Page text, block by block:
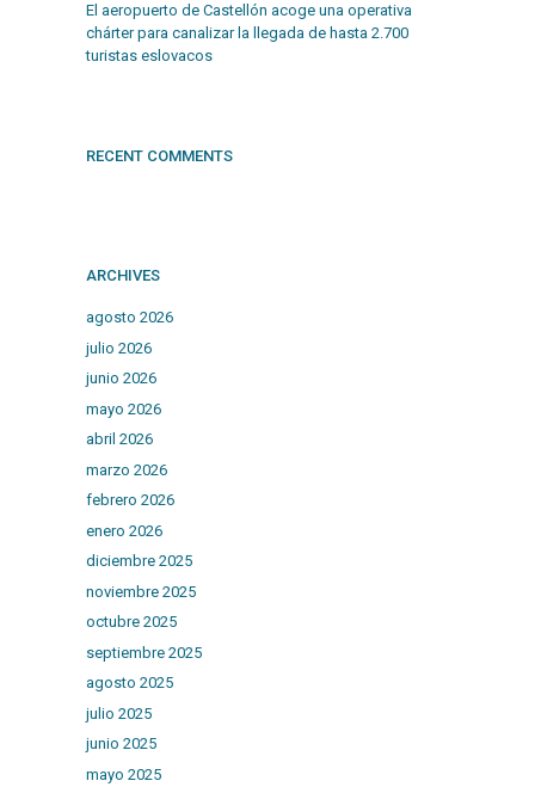
El aeropuerto de Castellón acoge una operativa
chárter para canalizar la llegada de hasta 2.700
turistas eslovacos
RECENT COMMENTS
ARCHIVES
agosto 2026
julio 2026
junio 2026
mayo 2026
abril 2026
marzo 2026
febrero 2026
enero 2026
diciembre 2025
noviembre 2025
octubre 2025
septiembre 2025
agosto 2025
julio 2025
junio 2025
mayo 2025